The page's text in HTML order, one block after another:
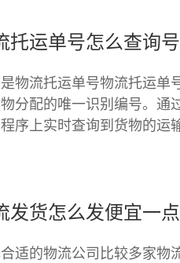
托运单号怎么查询
物流托运单号物流托运单
分配的唯一识别编号。通
序上实时查询到货物的运
发货怎么发便宜一点
适的物流公司比较多家物